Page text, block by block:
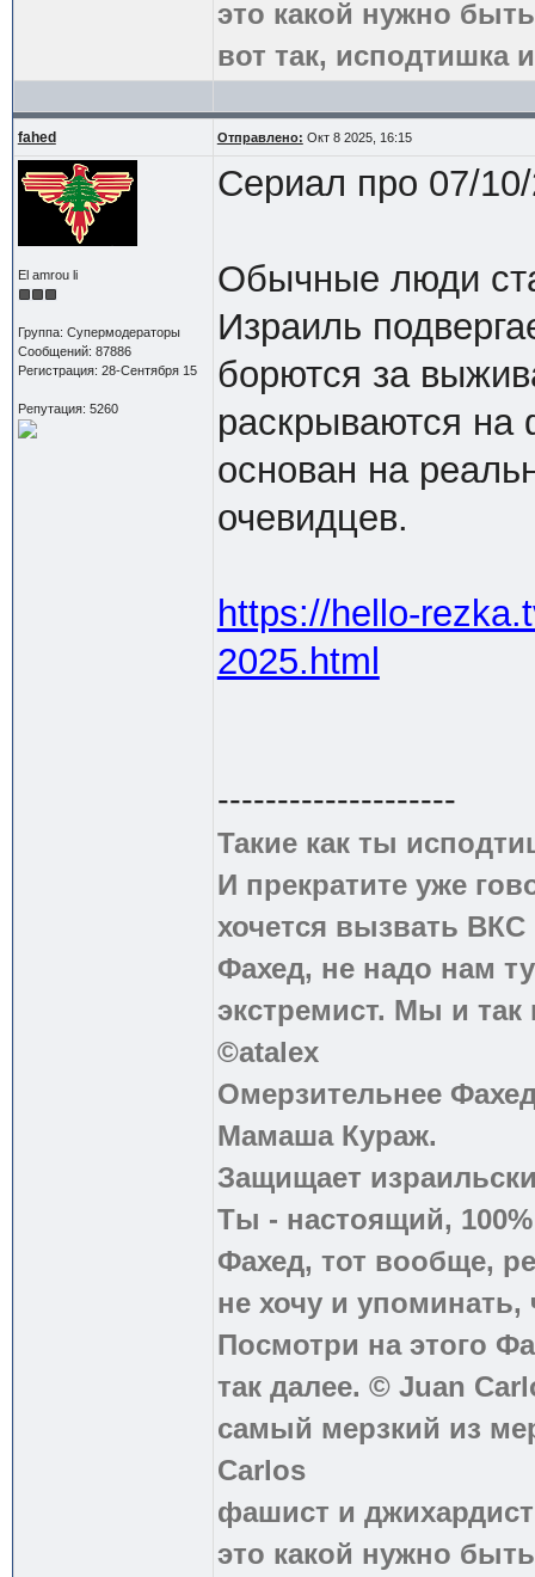
это какой нужно
вот так, исподтишка
fahed Отправлено: Окт 8 2025, 16:15
El amrou li
Группа: Супермодераторы
Сообщений: 87886
Регистрация: 28-Сентября 15
Репутация: 5260
Сериал про 07/
Обычные люди
Израиль
борются за
раскрываются на
основан на
очевидцев.
https://hello-
2025.html
--------------------
Такие как ты
И прекратите уже
хочется вызвать
Фахед, не надо нам
экстремист. Мы и
©atalex
Омерзительнее
Мамаша Кураж.
Защищает
Ты - настоящий,
Фахед, тот вообще,
не хочу и
Посмотри на этого
так далее. © Juan
самый мерзкий из
Carlos
фашист и
это какой нужно